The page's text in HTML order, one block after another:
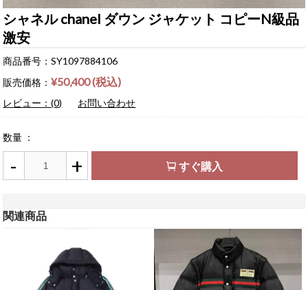
シャネル chanel ダウン ジャケット コピーN級品
激安
商品番号：SY1097884106
販売価格：¥50,400 (税込)
レビュー：(0) お問い合わせ
数量 ：
- + すぐ購入
関連商品